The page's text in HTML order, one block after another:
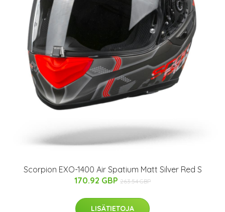
Scorpion EXO-1400 Air Spatium Matt Silver Red S
170.92 GBP 263.54 GBP
LISÄTIETOJA